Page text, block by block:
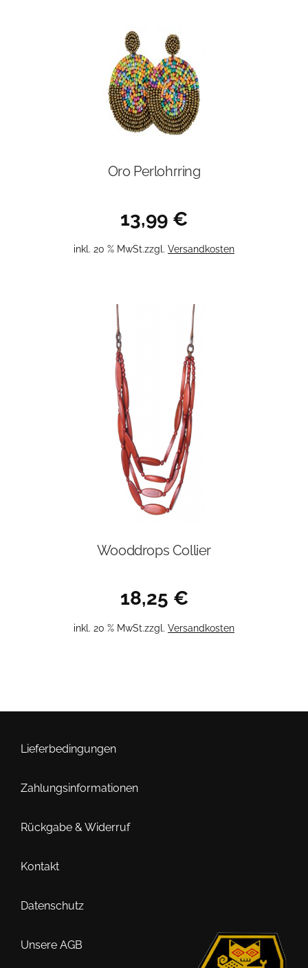
Oro Perlohrring
13,99 €
inkl. 20 % MwSt.zzgl. Versandkosten
Wooddrops Collier
18,25 €
inkl. 20 % MwSt.zzgl. Versandkosten
Lieferbedingungen
Zahlungsinformationen
Rückgabe & Widerruf
Kontakt
Datenschutz
Unsere AGB